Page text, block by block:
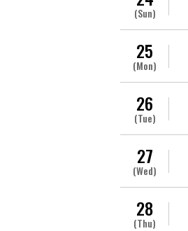
(Sun)
25
(Mon)
26
(Tue)
27
(Wed)
28
(Thu)